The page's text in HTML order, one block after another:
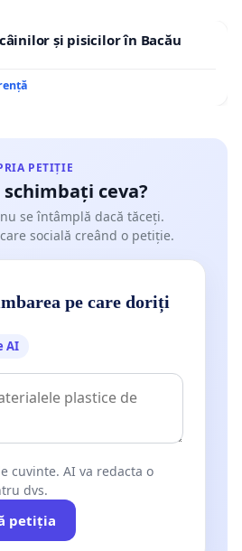
și pisicilor în Bacău
PETIȚIE
ceva?
se întâmplă dacă tăceți.
socială creând o petiție.
pe care doriți
AI
cuvinte. AI va redacta o
dvs.
petiția